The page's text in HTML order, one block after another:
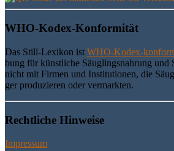
WHO-Kodex-Kon­for­mi­tät
Das Still-Lexi­kon ist WHO-Kodex-
bung für künst­li­che Säug­lings­nah­rung und
nicht mit Fir­men und Insti­tu­tio­nen, die
ger pro­du­zie­ren oder vermarkten.
Recht­li­che Hinweise
Impressum